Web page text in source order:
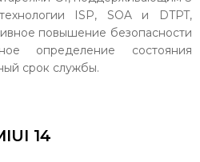
ISP, SOA и DTPT,
повышение безопасности
определение состояния
срок службы.
14